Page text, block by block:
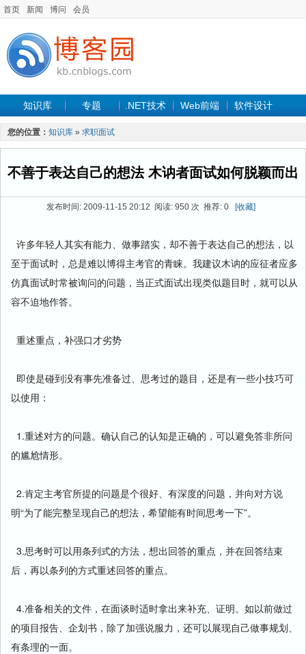
首页 新闻 博问 会员
知识库 专题 .NET技术 Web前端 软件设计
手机开发 软件工程
最新文章
您的位置： 知识库 » 求职面试
不善于表达自己的想法 木讷者面试如何脱颖而出
发布时间: 2009-11-15 20:12 阅读: 950 次 推荐: 0 [收藏]
许多年轻人其实有能力、做事踏实，却不善于表达自己的想法，以
至于面试时，总是难以博得主考官的青睐。我建议木讷的应征者应多
仿真面试时常被询问的问题，当正式面试出现类似题目时，就可以从
容不迫地作答。
重述重点，补强口才劣势
即使是碰到没有事先准备过、思考过的题目，还是有一些小技巧可
以使用：
1.重述对方的问题。确认自己的认知是正确的，可以避免答非所问
的尴尬情形。
2.肯定主考官所提的问题是个很好、有深度的问题，并向对方说
明“为了能完整呈现自己的想法，希望能有时间思考一下”。
3.思考时可以用条列式的方法，想出回答的重点，并在回答结束
后，再以条列的方式重述回答的重点。
4.准备相关的文件，在面谈时适时拿出来补充、证明。如以前做过
的项目报告、企划书，除了加强说服力，还可以展现自己做事规划、
有条理的一面。